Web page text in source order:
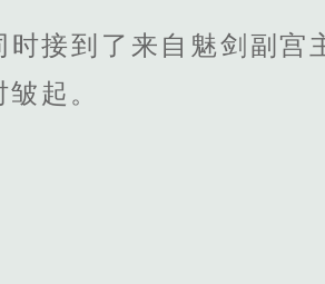
接到了来自魅剑副宫
起。